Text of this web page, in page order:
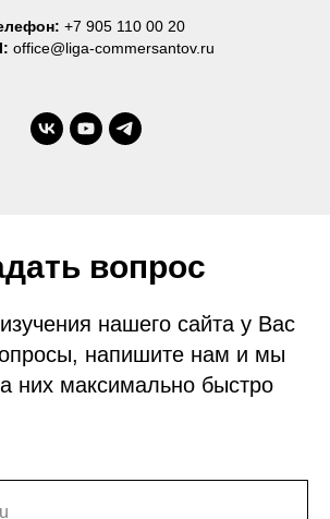
+7 905 110 00 20
office@liga-commersantov.ru
вопрос
нашего сайта у Вас
напишите нам и мы
них максимально быстро